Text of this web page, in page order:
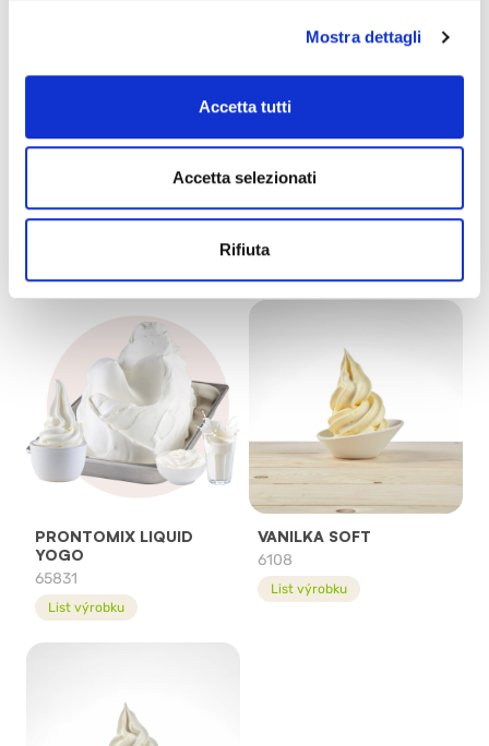
Mostra dettagli
Accetta tutti
Accetta selezionati
Rifiuta
FROZEN YOGOMIX
FIORPANNA®
PRONTOMIX LIQUID
YOGO
65831
List výrobku
VANILKA SOFT
6108
List výrobku